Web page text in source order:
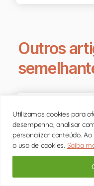
Utilizamos cookies para
desempenho, analisar
personalizar conteúdo.
o uso de cookies. Saiba
Outros
Saúde Mental